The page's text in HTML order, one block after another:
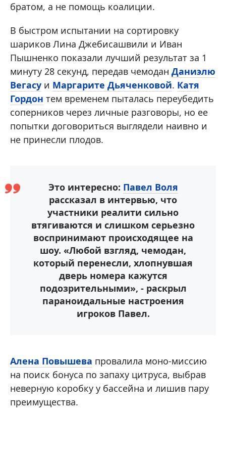
братом, а не помощь коалиции.
В быстром испытании на сортировку
шариков Лина Джебисашвили и Иван
Пышненко показали лучший результат за 1
минуту 28 секунд, передав чемодан Даниэлю
Вегасу и Маргарите Дьяченковой. Катя
Гордон тем временем пыталась переубедить
соперников через личные разговоры, но ее
попытки договориться выглядели наивно и
не принесли плодов.
Это интересно: Павел Воля
рассказал в интервью, что
участники реалити сильно
втягиваются и слишком серьезно
воспринимают происходящее на
шоу. «Любой взгляд, чемодан,
который перенесли, хлопнувшая
дверь номера кажутся
подозрительными», - раскрыл
параноидальные настроения
игроков Павел.
Алена Повышева провалила моно-миссию
на поиск бонуса по запаху цитруса, выбрав
неверную коробку у бассейна и лишив пару
преимущества.